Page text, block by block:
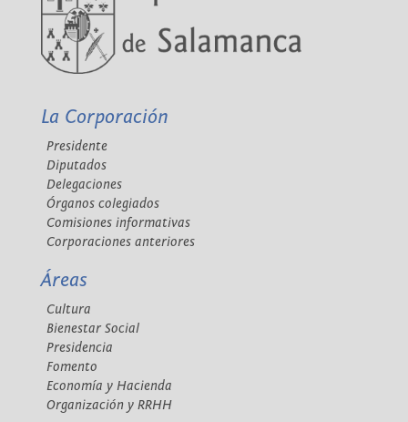
La Corporación
Presidente
Diputados
Delegaciones
Órganos colegiados
Comisiones informativas
Corporaciones anteriores
Áreas
Cultura
Bienestar Social
Presidencia
Fomento
Economía y Hacienda
Organización y RRHH